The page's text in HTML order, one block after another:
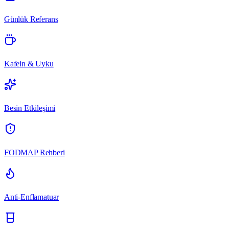
Günlük Referans
Kafein & Uyku
Besin Etkileşimi
FODMAP Rehberi
Anti-Enflamatuar